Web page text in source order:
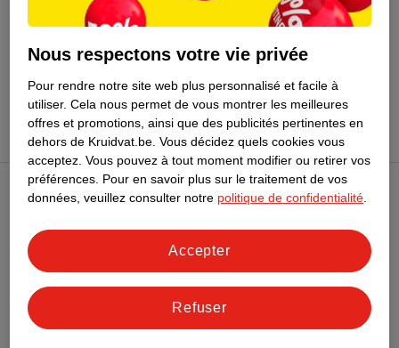
Conseil sur la santé
Club Kruidvat
Service Clientèle
Tout sur Kruidvat
Nous respectons votre vie privée
Pour rendre notre site web plus personnalisé et facile à
utiliser. Cela nous permet de vous montrer les meilleures
offres et promotions, ainsi que des publicités pertinentes en
dehors de Kruidvat.be. Vous décidez quels cookies vous
acceptez. Vous pouvez à tout moment modifier ou retirer vos
préférences. Pour en savoir plus sur le traitement de vos
données, veuillez consulter notre politique de confidentialité
Refuser
Accepter